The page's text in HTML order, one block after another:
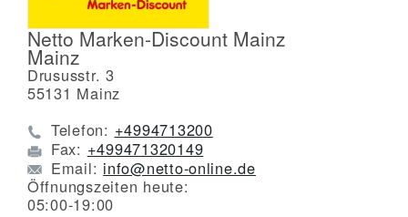
Netto Marken-Discount Mainz
Mainz
Drususstr. 3
55131 Mainz
Telefon: +4994713200
Fax: +499471320149
Email: info@netto-online.de
Öffnungszeiten heute:
05:00-19:00